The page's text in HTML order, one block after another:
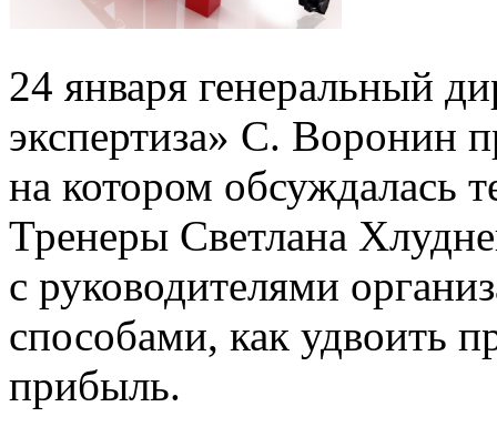
24 января генеральный
экспертиза» С. Воронин
на котором обсуждалась
Тренеры Светлана
с руководителями
способами, как удвоить
прибыль.